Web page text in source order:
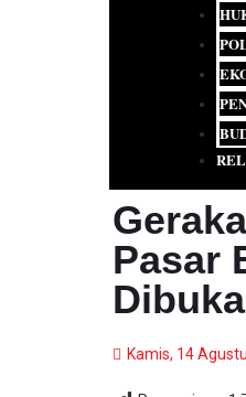
Pasar
Dibuka
Kamis, 14